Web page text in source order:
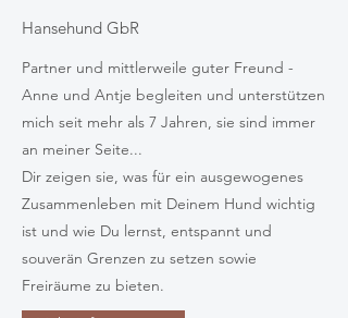
Hansehund GbR
Partner und mittlerweile guter Freund -
Anne und Antje begleiten und unterstützen
mich seit mehr als 7 Jahren, sie sind immer
an meiner Seite...
Dir zeigen sie, was für ein ausgewogenes
Zusammenleben mit Deinem Hund wichtig
ist und wie Du lernst, entspannt und
souverän Grenzen zu setzen sowie
Freiräume zu bieten.